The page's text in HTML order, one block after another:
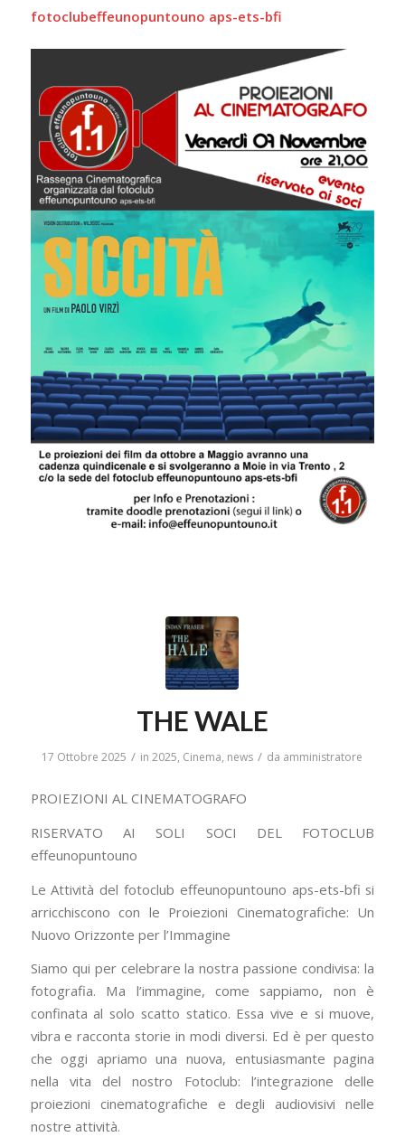
fotoclubeffeunopuntouno aps-ets-bfi
THE WALE
17 Ottobre 2025 / in2025, Cinema, news / da amministratore
PROIEZIONI AL CINEMATOGRAFO
RISERVATO AI SOLI SOCI DEL FOTOCLUB
effeunopuntouno
Le Attività del fotoclub effeunopuntouno aps-ets-bfi si
arricchiscono con le Proiezioni Cinematografiche: Un
Nuovo Orizzonte per l’Immagine
Siamo qui per celebrare la nostra passione condivisa: la
fotografia. Ma l’immagine, come sappiamo, non è
confinata al solo scatto statico. Essa vive e si muove,
vibra e racconta storie in modi diversi. Ed è per questo
che oggi apriamo una nuova, entusiasmante pagina
nella vita del nostro Fotoclub: l’integrazione delle
proiezioni cinematografiche e degli audiovisivi nelle
nostre attività.